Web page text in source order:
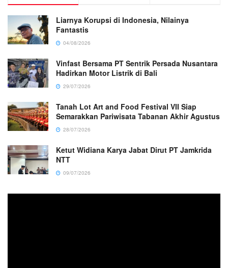
Liarnya Korupsi di Indonesia, Nilainya
Fantastis
04/08/2026
Vinfast Bersama PT Sentrik Persada Nusantara
Hadirkan Motor Listrik di Bali
29/07/2026
Tanah Lot Art and Food Festival VII Siap
Semarakkan Pariwisata Tabanan Akhir Agustus
28/07/2026
Ketut Widiana Karya Jabat Dirut PT Jamkrida
NTT
09/07/2026